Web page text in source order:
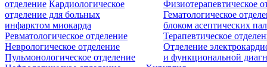
отделение Кардиологическое
отделение для больных
инфарктом миокарда
Ревматологическое отделение
Неврологическое отделение
Пульмонологическое отделение
Физиотерапевтическое
Гематологическое
блоком асептических
Терапевтическое
Отделение
и функциональной